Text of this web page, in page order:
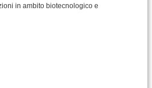
in ambito biotecnologico e